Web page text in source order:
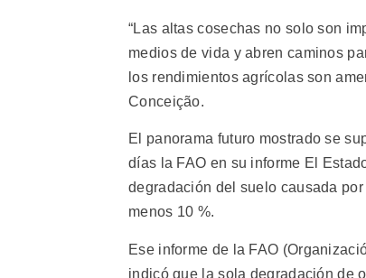
“Las altas cosechas no solo son
medios de vida y abren caminos
los rendimientos agrícolas son
Conceição.
El panorama futuro mostrado se
días la FAO en su informe El
degradación del suelo causada
menos 10 %.
Ese informe de la FAO
indicó que la sola degradación de